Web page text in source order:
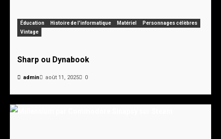
Éducation Histoire de l'informatique Matériel
Personnages célèbres
Vintage
Sharp ou Dynabook
admin août 11, 2025 0